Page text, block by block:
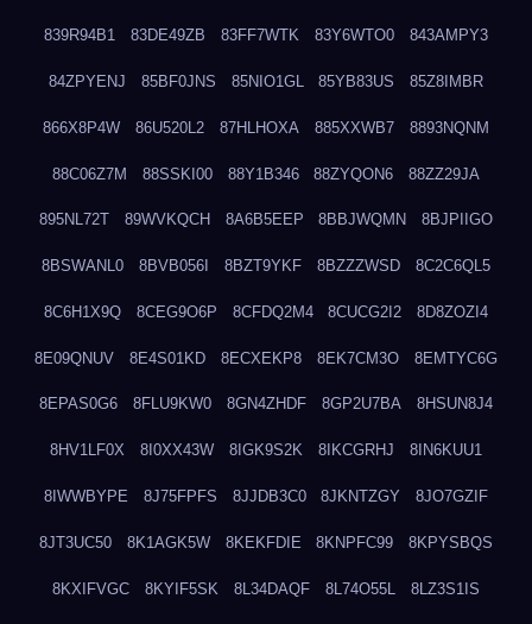
839R94B1 83DE49ZB 83FF7WTK 83Y6WTO0 843AMPY3
84ZPYENJ 85BF0JNS 85NIO1GL 85YB83US 85Z8IMBR
866X8P4W 86U520L2 87HLHOXA 885XXWB7 8893NQNM
88C06Z7M 88SSKI00 88Y1B346 88ZYQON6 88ZZ29JA
895NL72T 89WVKQCH 8A6B5EEP 8BBJWQMN 8BJPIIGO
8BSWANL0 8BVB056I 8BZT9YKF 8BZZZWSD 8C2C6QL5
8C6H1X9Q 8CEG9O6P 8CFDQ2M4 8CUCG2I2 8D8ZOZI4
8E09QNUV 8E4S01KD 8ECXEKP8 8EK7CM3O 8EMTYC6G
8EPAS0G6 8FLU9KW0 8GN4ZHDF 8GP2U7BA 8HSUN8J4
8HV1LF0X 8I0XX43W 8IGK9S2K 8IKCGRHJ 8IN6KUU1
8IWWBYPE 8J75FPFS 8JJDB3C0 8JKNTZGY 8JO7GZIF
8JT3UC50 8K1AGK5W 8KEKFDIE 8KNPFC99 8KPYSBQS
8KXIFVGC 8KYIF5SK 8L34DAQF 8L74O55L 8LZ3S1IS